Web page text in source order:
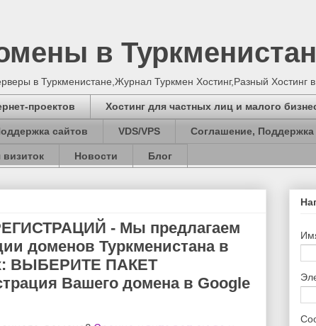
в
в Туркменистане,Журнал Туркмен Хостинг,Разный Хостинг
проектов Хостинг для частных лиц и малого
сайтов VDS/VPS Соглашение, Поддержка
визиток Новости Блог
- Мы предлагаем
доменов Туркменистана в
ВЫБЕРИТЕ ПАКЕТ
Вашего домена в Google